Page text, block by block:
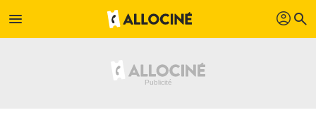
menu profil search